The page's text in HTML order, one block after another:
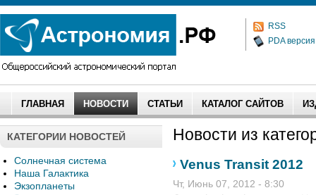
RSS
PDA версия
ГЛАВНАЯ НОВОСТИ СТАТЬИ КАТАЛОГ САЙТОВ
КАТЕГОРИИ НОВОСТЕЙ
Солнечная система
Наша Галактика
Экзопланеты
Новости из
Venus Transit 2012
Чт, Июнь 07, 2012 - 8:30